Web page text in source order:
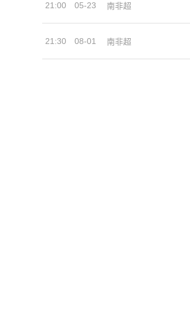
21:00 05-23 南非超
21:30 08-01 南非超